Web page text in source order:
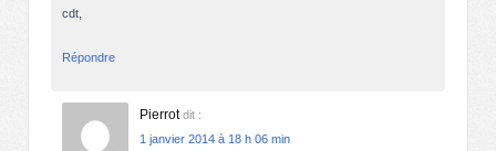
cdt,
Répondre
Pierrot dit :
1 janvier 2014 à 18 h 06 min